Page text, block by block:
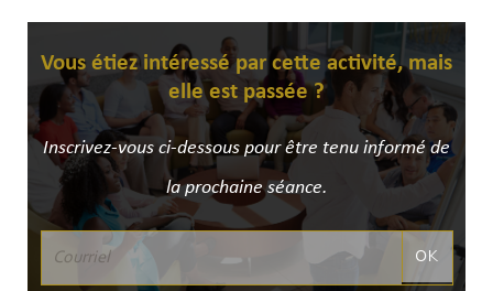
Vous étiez intéressé par cette activité, mais
elle est passée ?
Inscrivez-vous ci-dessous pour être tenu informé de
la prochaine séance.
OK